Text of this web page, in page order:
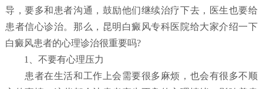
导，要多和患者沟通，鼓励他们继续治疗下去，医生也要给
患者信心诊治。那么，昆明白癜风专科医院给大家介绍一下
白癜风患者的心理诊治很重要吗?
1、不要有心理压力
患者在生活和工作上会需要很多麻烦，也会有很多不顺